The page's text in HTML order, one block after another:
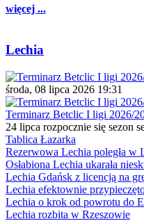
więcej ...
Lechia
środa, 08 lipca 2026 19:31
Terminarz Betclic I ligi 2026/
24 lipca rozpocznie się sezon
Tablica Łazarka
Rezerwowa Lechia poległa w
Osłabiona Lechia ukarała
Lechia Gdańsk z licencją na
Lechia efektownie
Lechia o krok od powrotu do
Lechia rozbita w Rzeszowie